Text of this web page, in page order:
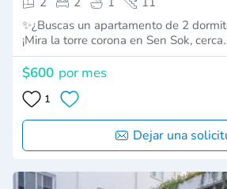
✨¿Buscas un apartamento de 2
¡Mira la torre corona en Sen Sok,
$600 por mes
1
Dejar una